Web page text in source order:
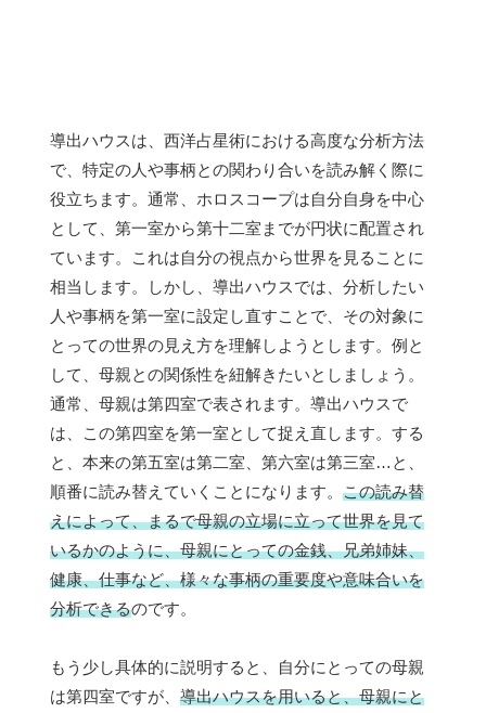
導出ハウスは、西洋占星術における高度な分析方法
で、特定の人や事柄との関わり合いを読み解く際に
役立ちます。通常、ホロスコープは自分自身を中心
として、第一室から第十二室までが円状に配置され
ています。これは自分の視点から世界を見ることに
相当します。しかし、導出ハウスでは、分析したい
人や事柄を第一室に設定し直すことで、その対象に
とっての世界の見え方を理解しようとします。例と
して、母親との関係性を紐解きたいとしましょう。
通常、母親は第四室で表されます。導出ハウスで
は、この第四室を第一室として捉え直します。する
と、本来の第五室は第二室、第六室は第三室…と、
順番に読み替えていくことになります。 この読み替
えによって、まるで母親の立場に立って世界を見て
いるかのように、母親にとっての金銭、兄弟姉妹、
健康、仕事など、様々な事柄の重要度や意味合いを
分析できるのです。
もう少し具体的に説明すると、自分にとっての母親
は第四室ですが、 導出ハウスを用いると、母親にと